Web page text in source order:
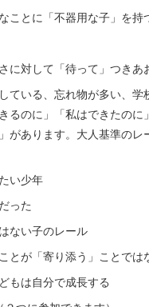
とに「不器用な子」を持
対して「待って」つきあ
る、忘れ物が多い、学
るのに」「私はできたの
があります。大人基準の
い少年
った
ない子のレール
とが「寄り添う」ことでは
もは自分で成長する